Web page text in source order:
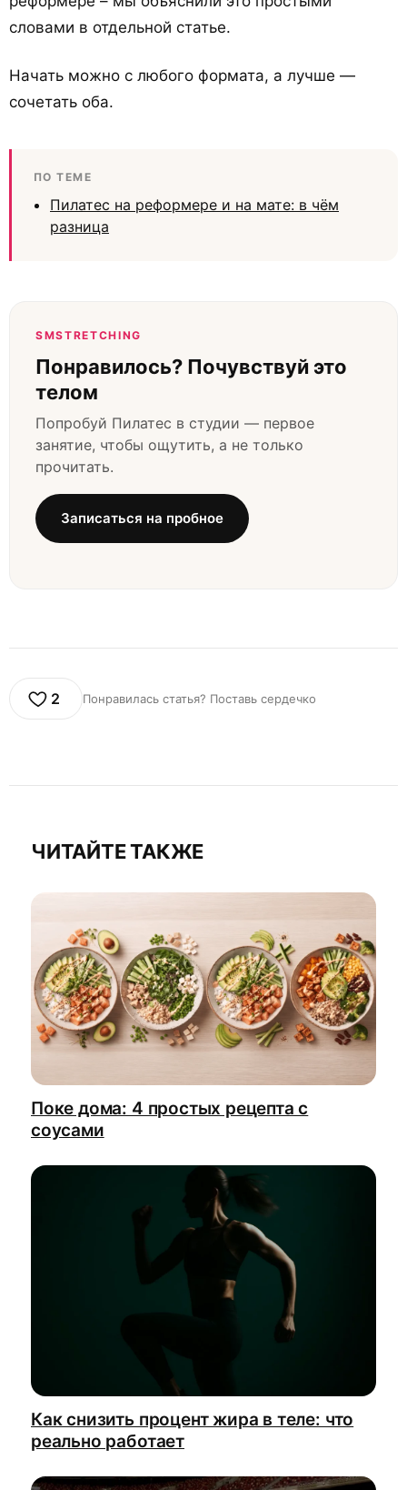
словами в отдельной статье.
Начать можно с любого формата, а лучше —
сочетать оба.
ПО ТЕМЕ
Пилатес на реформере и на мате: в чём
разница
SMSTRETCHING
Понравилось? Почувствуй это
телом
Попробуй Пилатес в студии — первое
занятие, чтобы ощутить, а не только
прочитать.
Записаться на пробное
2 Понравилась статья? Поставь сердечко
ЧИТАЙТЕ ТАКЖЕ
Поке дома: 4 простых рецепта с
соусами
Как снизить процент жира в теле: что
реально работает